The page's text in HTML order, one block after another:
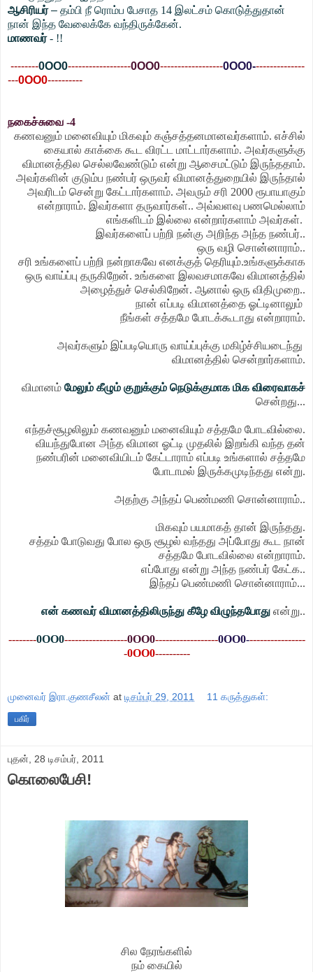
ஆசிரியர் – தம்பி நீ ரொம்ப பேசாத 14 இலட்சம் கொடு்த்துதான்
நான் இந்த வேலைக்கே வந்திருக்கேன்.
மாணவர்- !!
--------0OO0------------------0OO0------------------0OO0---------------
---0OO0----------
நகைச்சுவை -4
கணவனும் மனைவியும் மிகவும் கஞ்சத்தனமானவர்களாம். எச்சில்
கையால் காக்கை கூட விரட்ட மாட்டார்களாம். அவர்களுக்கு
விமானத்தில செல்லவேண்டும் என்று ஆசைமட்டும் இருந்ததாம்.
அவர்களின் குடும்ப நண்பர் ஒருவர் விமானத்துறையில் இருந்தால்
அவரிடம் சென்று கேட்டார்களாம். அவரும் சரி 2000 ரூபாயாகும்
என்றாராம். இவர்களா தருவார்கள்.. அவ்வளவு பணமெல்லாம்
எங்களிடம் இல்லை என்றார்களாம் அவர்கள்.
இவர்களைப் பற்றி நன்கு அறிந்த அந்த நண்பர்..
ஒரு வழி சொன்னாராம்..
சரி உங்களைப் பற்றி நன்றாகவே எனக்குத் தெரியும்.உங்களுக்காக
ஒரு வாய்ப்பு தருகிறேன். உங்களை இலவசமாகவே விமானத்தில்
அழைத்துச் செல்கிறேன். ஆனால் ஒரு விதிமுறை..
நான் எப்படி விமானத்தை ஓட்டினாலும்
நீங்கள் சத்தமே போடக்கூடாது என்றாராம்.
அவர்களும் இப்படியொரு வாய்ப்புக்கு மகிழ்ச்சியடைந்து
விமானத்தில் சென்றார்களாம்.
விமானம் மேலும் கீழும் குறுக்கும் நெடுக்குமாக மிக விரைவாகச்
சென்றது...
எந்தச்சூழலிலும் கணவனும் மனைவியும் சத்தமே போடவில்லை.
வியந்துபோன அந்த விமான ஓட்டி முதலில் இறங்கி வந்த தன்
நண்பரின் மனைவியிடம் கேட்டாராம் எப்படி உங்களால் சத்தமே
போடாமல் இருக்கமுடிந்தது என்று.
அதற்கு அந்தப் பெண்மணி சொன்னாராம்..
மிகவும் பயமாகத் தான் இருந்தது.
சத்தம் போடுவது போல ஒரு சூழல் வந்தது அப்போது கூட நான்
சத்தமே போடவில்லை என்றாராம்.
எப்போது என்று அந்த நண்பர் கேட்க..
இந்தப் பெண்மணி சொன்னாராம்...
என் கணவர் விமானத்திலிருந்து கீழே விழுந்தபோது என்று..
--------0OO0------------------0OO0------------------0OO0-----------------
-0OO0----------
முனைவர் இரா.குணசீலன் at டிசம்பர் 29, 2011 11 கருத்துகள்:
பகிர்
புதன், 28 டிசம்பர், 2011
கொலைபேசி!
சில நேரங்களில்
நம் கையில்